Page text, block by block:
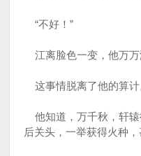
“不好！”
江离脸色一变，他万万
这事情脱离了他的算计
他知道，万千秋，轩辕
后关头，一举获得火种